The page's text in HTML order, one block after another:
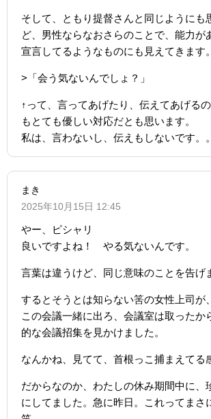
そして、ともり提督さんと同じようにも
ど、男性ならなおさらのことで、能力が
宣言してるようなものにも見えてきます。
>「会う気ないんでしょ？」
↑って、言ってあげたり、伝えてあげる
もとても優しい対応だとも思います。
私は、言わないし、伝えもしないです。
まき
2025年10月15日 12:45
やー、ピシャリ
良いですよね！ やる気ないんです。
言葉は違うけど、同じ意味のことを告げ
するとそうとは知らない筈の女性上司が
この会議一緒に出ろ、会議室は取ったか
的な会議招集を見かけました。
なんかね、見てて、首根っこ捕まえてる
だからなのか、わたしの休み期間中に、
にしてました。急に昨日。これってまさ